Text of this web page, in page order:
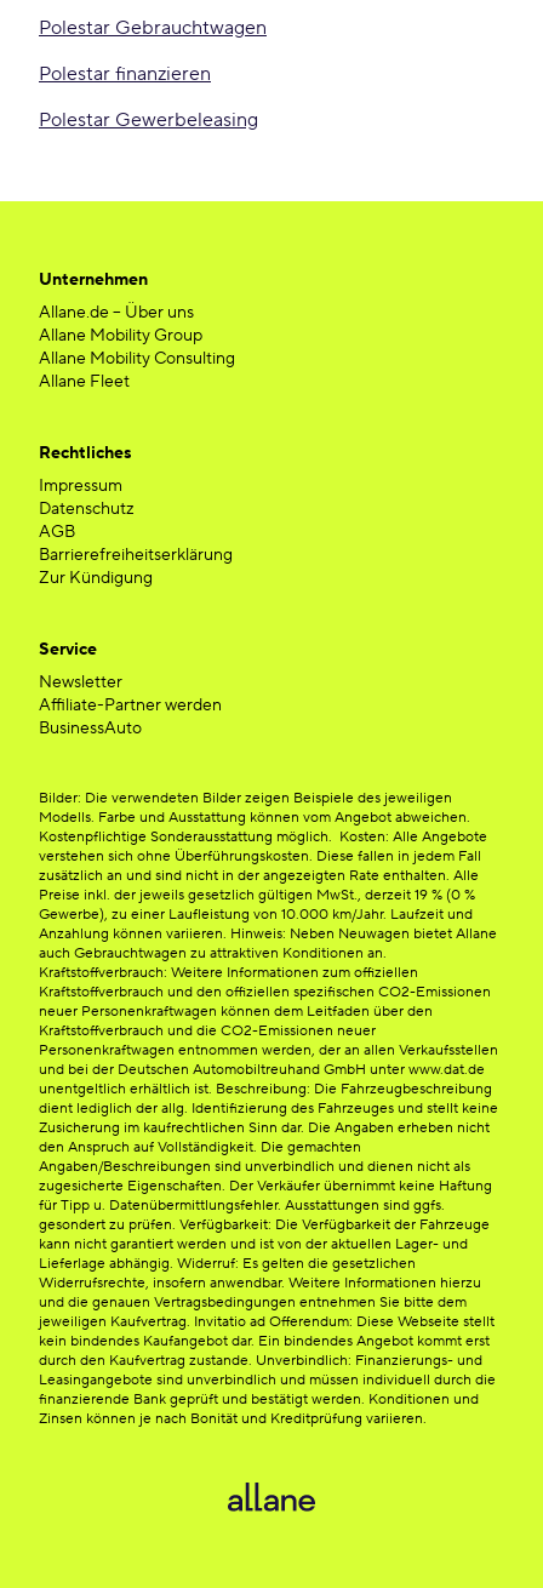
Polestar Gebrauchtwagen
Polestar finanzieren
Polestar Gewerbeleasing
Unternehmen
Allane.de – Über uns
Allane Mobility Group
Allane Mobility Consulting
Allane Fleet
Rechtliches
Impressum
Datenschutz
AGB
Barrierefreiheitserklärung
Zur Kündigung
Service
Newsletter
Affiliate-Partner werden
BusinessAuto
Bilder: Die verwendeten Bilder zeigen Beispiele des jeweiligen
Modells. Farbe und Ausstattung können vom Angebot abweichen.
Kostenpflichtige Sonderausstattung möglich. Kosten: Alle Angebote
verstehen sich ohne Überführungskosten. Diese fallen in jedem Fall
zusätzlich an und sind nicht in der angezeigten Rate enthalten. Alle
Preise inkl. der jeweils gesetzlich gültigen MwSt., derzeit 19 % (0 %
Gewerbe), zu einer Laufleistung von 10.000 km/Jahr. Laufzeit und
Anzahlung können variieren. Hinweis: Neben Neuwagen bietet Allane
auch Gebrauchtwagen zu attraktiven Konditionen an.
Kraftstoffverbrauch: Weitere Informationen zum offiziellen
Kraftstoffverbrauch und den offiziellen spezifischen CO2-Emissionen
neuer Personenkraftwagen können dem Leitfaden über den
Kraftstoffverbrauch und die CO2-Emissionen neuer
Personenkraftwagen entnommen werden, der an allen Verkaufsstellen
und bei der Deutschen Automobiltreuhand GmbH unter www.dat.de
unentgeltlich erhältlich ist. Beschreibung: Die Fahrzeugbeschreibung
dient lediglich der allg. Identifizierung des Fahrzeuges und stellt keine
Zusicherung im kaufrechtlichen Sinn dar. Die Angaben erheben nicht
den Anspruch auf Vollständigkeit. Die gemachten
Angaben/Beschreibungen sind unverbindlich und dienen nicht als
zugesicherte Eigenschaften. Der Verkäufer übernimmt keine Haftung
für Tipp u. Datenübermittlungsfehler. Ausstattungen sind ggfs.
gesondert zu prüfen. Verfügbarkeit: Die Verfügbarkeit der Fahrzeuge
kann nicht garantiert werden und ist von der aktuellen Lager- und
Lieferlage abhängig. Widerruf: Es gelten die gesetzlichen
Widerrufsrechte, insofern anwendbar. Weitere Informationen hierzu
und die genauen Vertragsbedingungen entnehmen Sie bitte dem
jeweiligen Kaufvertrag. Invitatio ad Offerendum: Diese Webseite stellt
kein bindendes Kaufangebot dar. Ein bindendes Angebot kommt erst
durch den Kaufvertrag zustande. Unverbindlich: Finanzierungs- und
Leasingangebote sind unverbindlich und müssen individuell durch die
finanzierende Bank geprüft und bestätigt werden. Konditionen und
Zinsen können je nach Bonität und Kreditprüfung variieren.